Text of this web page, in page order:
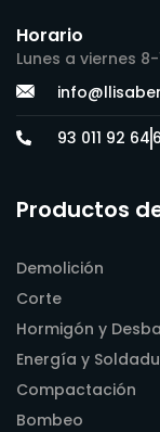
Horario
Lunes a viernes 8-
93 011 92 64
Productos
Demolición
Corte
Hormigón y
Energía y
Compactación
Bombeo